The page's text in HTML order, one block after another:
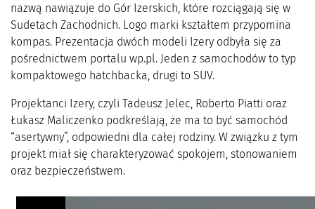
nazwą nawiązuje do Gór Izerskich, które rozciągają się w
Sudetach Zachodnich. Logo marki kształtem przypomina
kompas. Prezentacja dwóch modeli Izery odbyła się za
pośrednictwem portalu wp.pl. Jeden z samochodów to typ
kompaktowego hatchbacka, drugi to SUV.
Projektanci Izery, czyli Tadeusz Jelec, Roberto Piatti oraz
Łukasz Maliczenko podkreślają, że ma to być samochód
“asertywny”, odpowiedni dla całej rodziny. W związku z tym
projekt miał się charakteryzować spokojem, stonowaniem
oraz bezpieczeństwem.